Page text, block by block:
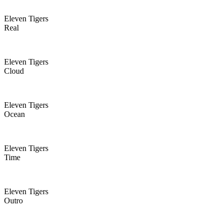
Eleven Tigers
Real
Eleven Tigers
Cloud
Eleven Tigers
Ocean
Eleven Tigers
Time
Eleven Tigers
Outro